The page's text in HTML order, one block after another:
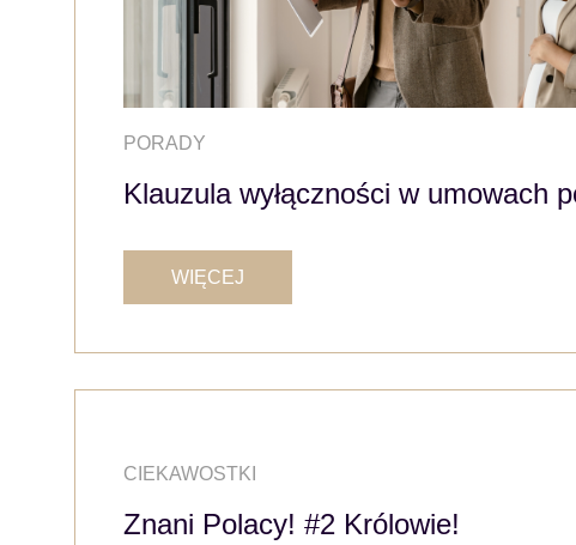
PORADY
Klauzula wyłączności w umowach
WIĘCEJ
CIEKAWOSTKI
Znani Polacy! #2 Królowie!